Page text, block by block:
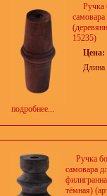
подробнее...
Ручка
15235)
Цена:
Длина
Ручка
самовара
тёмная)